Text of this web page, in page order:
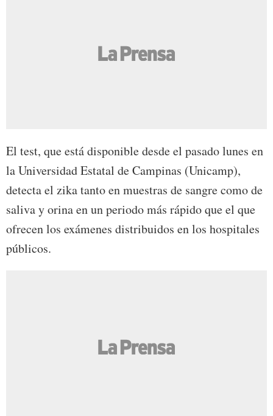
El test, que está disponible desde el pasado lunes en
la Universidad Estatal de Campinas (Unicamp),
detecta el zika tanto en muestras de sangre como de
saliva y orina en un periodo más rápido que el que
ofrecen los exámenes distribuidos en los hospitales
públicos.